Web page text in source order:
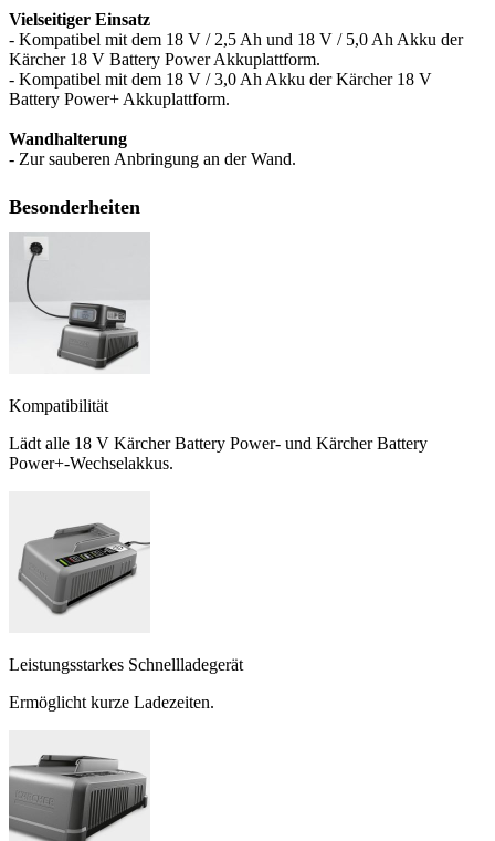
Vielseitiger Einsatz
- Kompatibel mit dem 18 V / 2,5 Ah und 18 V / 5,0 Ah Akku der
Kärcher 18 V Battery Power Akkuplattform.
- Kompatibel mit dem 18 V / 3,0 Ah Akku der Kärcher 18 V
Battery Power+ Akkuplattform.
Wandhalterung
- Zur sauberen Anbringung an der Wand.
Besonderheiten
Kompatibilität
Lädt alle 18 V Kärcher Battery Power- und Kärcher Battery
Power+-Wechselakkus.
Leistungsstarkes Schnellladegerät
Ermöglicht kurze Ladezeiten.